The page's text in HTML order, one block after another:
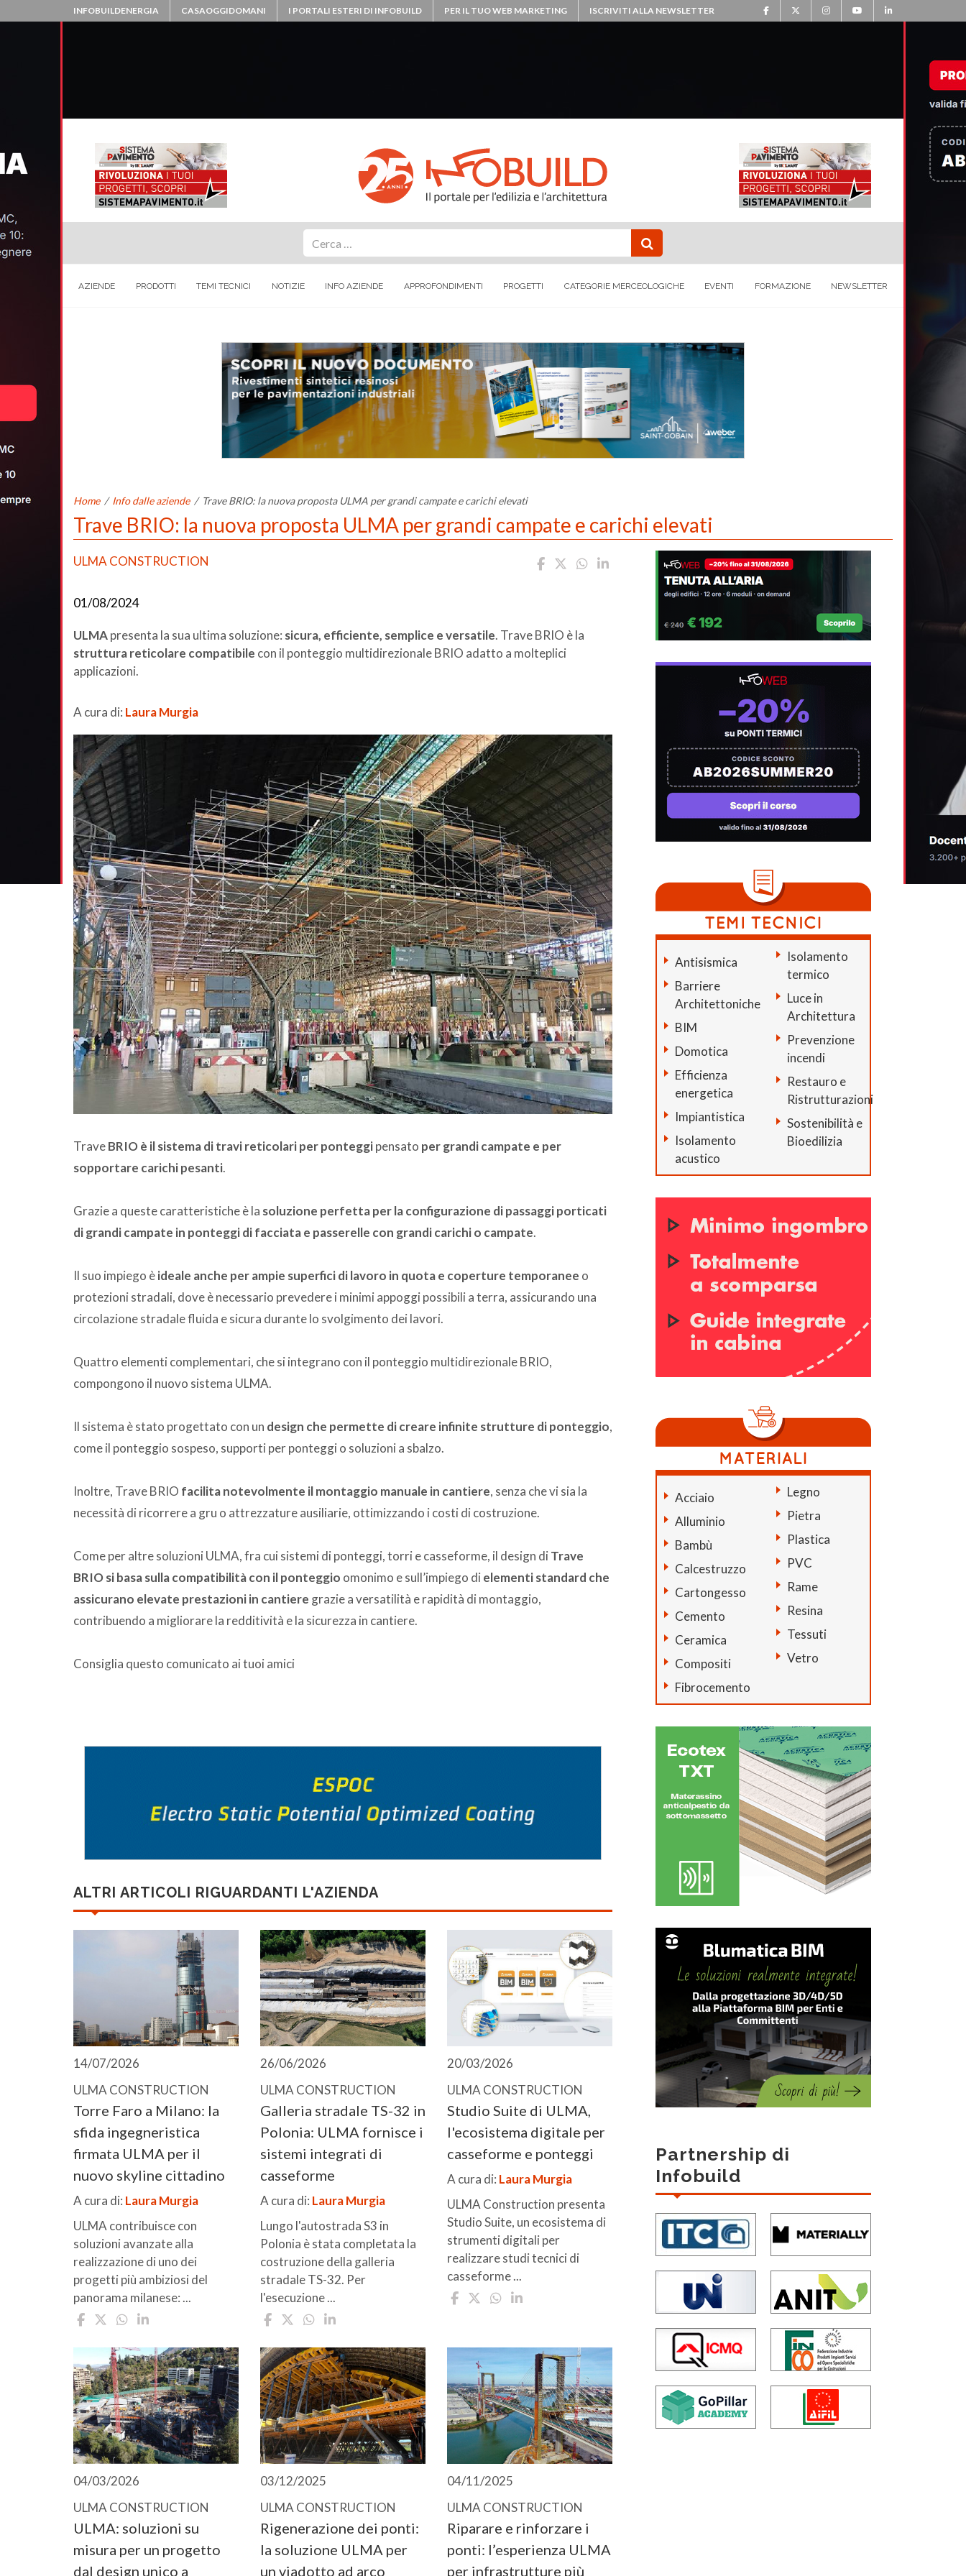
INFOBUILDENERGIA CASAOGGIDOMANI I PORTALI ESTERI DI INFOBUILD PER IL TUO WEB MARKETING ISCRIVITI ALLA NEWSLETTER
AZIENDE PRODOTTI TEMI TECNICI NOTIZIE INFO AZIENDE APPROFONDIMENTI PROGETTI CATEGORIE MERCEOLOGICHE EVENTI FORMAZIONE NEWSLETTER
Home / Info dalle aziende / Trave BRIO: la nuova proposta ULMA per grandi campate e carichi elevati
Trave BRIO: la nuova proposta ULMA per grandi campate e carichi elevati
ULMA CONSTRUCTION
01/08/2024
ULMApresenta la sua ultima soluzione: sicura, efficiente, semplice e versatile. Trave BRIO è la
struttura reticolare compatibile con il ponteggio multidirezionale BRIO adatto a molteplici
applicazioni.
A cura di: Laura Murgia
TraveBRIO è il sistema di travi reticolari per ponteggipensato per grandi campate e per
sopportare carichi pesanti.
Grazie a queste caratteristiche è la soluzione perfetta per la configurazione di passaggi porticati
di grandi campate in ponteggi di facciata e passerelle con grandi carichi o campate.
Il suo impiego èideale anche per ampie superfici di lavoro in quota e coperture temporanee o
protezioni stradali, dove è necessario prevedere i minimi appoggi possibili a terra, assicurando una
circolazione stradale fluida e sicura durante lo svolgimento dei lavori.
Quattro elementi complementari, che si integrano con il ponteggio multidirezionale BRIO,
compongono il nuovo sistema ULMA.
Il sistema è stato progettato con un design che permette di creare infinite strutture di ponteggio,
come il ponteggio sospeso, supporti per ponteggi o soluzioni a sbalzo.
Inoltre, Trave BRIO facilita notevolmente il montaggio manuale in cantiere, senza che vi sia la
necessità di ricorrere a gru o attrezzature ausiliarie, ottimizzando i costi di costruzione.
Come per altre soluzioni ULMA, fra cui sistemi di ponteggi, torri e casseforme, il design di Trave
BRIO si basa sulla compatibilità con il ponteggio omonimo e sull’impiego di elementi standard che
assicurano elevate prestazioni in cantiere grazie a versatilità e rapidità di montaggio,
contribuendo a migliorare la redditività e la sicurezza in cantiere.
Consiglia questo comunicato ai tuoi amici
ALTRI ARTICOLI RIGUARDANTI L'AZIENDA
14/07/2026
ULMA CONSTRUCTION
Torre Faro a Milano: la
sfida ingegneristica
firmata ULMA per il
nuovo skyline cittadino
A cura di: Laura Murgia
ULMA contribuisce con
soluzioni avanzate alla
realizzazione di uno dei
progetti più ambiziosi del
panorama milanese: ...
26/06/2026
ULMA CONSTRUCTION
Galleria stradale TS-32 in
Polonia: ULMA fornisce i
sistemi integrati di
casseforme
A cura di: Laura Murgia
Lungo l'autostrada S3 in
Polonia è stata completata la
costruzione della galleria
stradale TS-32. Per
l'esecuzione ...
20/03/2026
ULMA CONSTRUCTION
Studio Suite di ULMA,
l'ecosistema digitale per
casseforme e ponteggi
A cura di: Laura Murgia
ULMA Construction presenta
Studio Suite, un ecosistema di
strumenti digitali per
realizzare studi tecnici di
casseforme ...
04/03/2026
ULMA CONSTRUCTION
ULMA: soluzioni su
misura per un progetto
dal design unico a
03/12/2025
ULMA CONSTRUCTION
Rigenerazione dei ponti:
la soluzione ULMA per
un viadotto ad arco
04/11/2025
ULMA CONSTRUCTION
Riparare e rinforzare i
ponti: l’esperienza ULMA
per infrastrutture più
Antisismica
Barriere
Architettoniche
BIM
Domotica
Efficienza
energetica
Impiantistica
Isolamento
acustico
Isolamento
termico
Luce in
Architettura
Prevenzione
incendi
Restauro e
Ristrutturazioni
Sostenibilità e
Bioedilizia
Acciaio
Alluminio
Bambù
Calcestruzzo
Cartongesso
Cemento
Ceramica
Compositi
Fibrocemento
Legno
Pietra
Plastica
PVC
Rame
Resina
Tessuti
Vetro
Partnership di
Infobuild